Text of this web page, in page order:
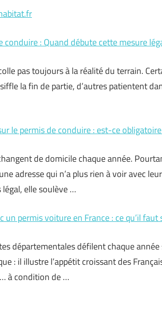
conduire : Quand débute cette mesure
pas toujours à la réalité du terrain.
la fin de partie, d’autres patientent
le permis de conduire : est-ce
de domicile chaque année.
adresse qui n’a plus rien à voir avec
elle soulève …
un permis voiture en France : ce qu’il faut
départementales défilent chaque
: il illustre l’appétit croissant des
à condition de …